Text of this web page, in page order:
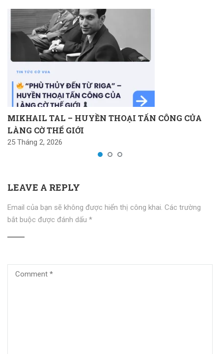
MIKHAIL TAL – HUYỀN THOẠI TẤN CÔNG CỦA
LÀNG CỜ THẾ GIỚI
25 Tháng 2, 2026
LEAVE A REPLY
Email của bạn sẽ không được hiển thị công khai. Các trường
bắt buộc được đánh dấu *